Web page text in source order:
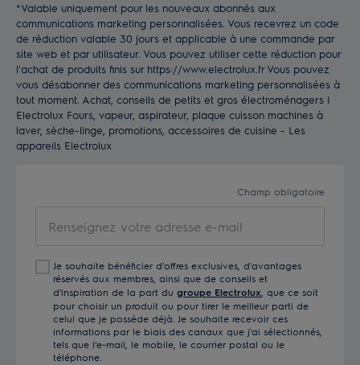
*Valable uniquement pour les nouveaux abonnés aux
communications marketing personnalisées. Vous recevrez un code
de réduction valable 30 jours et applicable à une commande par
site web et par utilisateur. Vous pouvez utiliser cette réduction pour
l'achat de produits finis sur https://www.electrolux.fr Vous pouvez
vous désabonner des communications marketing personnalisées à
tout moment. Achat, conseils de petits et gros électroménagers |
Electrolux Fours, vapeur, aspirateur, plaque cuisson machines à
laver, sèche-linge, promotions, accessoires de cuisine - Les
appareils Electrolux
Champ obligatoire
votre
e-
mail
Je souhaite bénéficier d'offres exclusives, d'avantages
réservés aux membres, ainsi que de conseils et
d'inspiration de la part du groupe Electrolux, que ce soit
pour choisir un produit ou pour tirer le meilleur parti de
celui que je possède déjà. Je souhaite recevoir ces
informations par le biais des canaux que j'ai sélectionnés,
tels que l'e-mail, le mobile, le courrier postal ou le
téléphone.